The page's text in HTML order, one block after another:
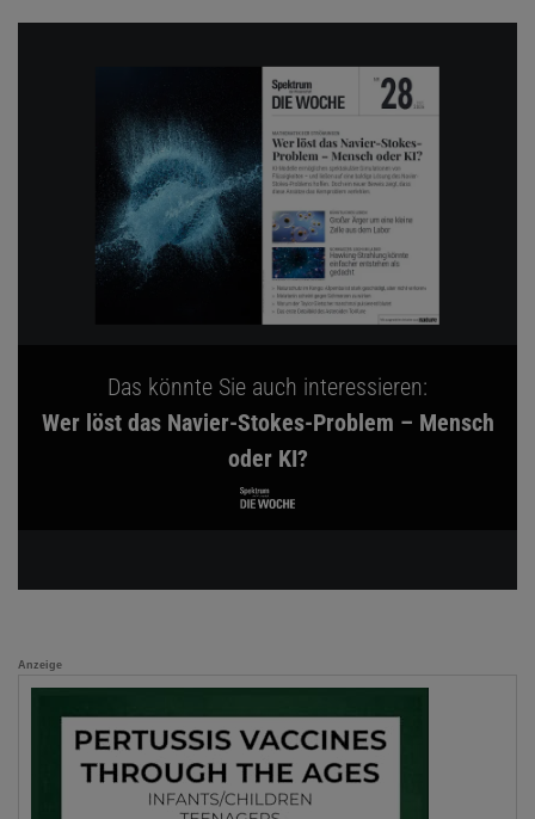
Das könnte Sie auch interessieren:
Wer löst das Navier-Stokes-Problem – Mensch
oder KI?
Anzeige